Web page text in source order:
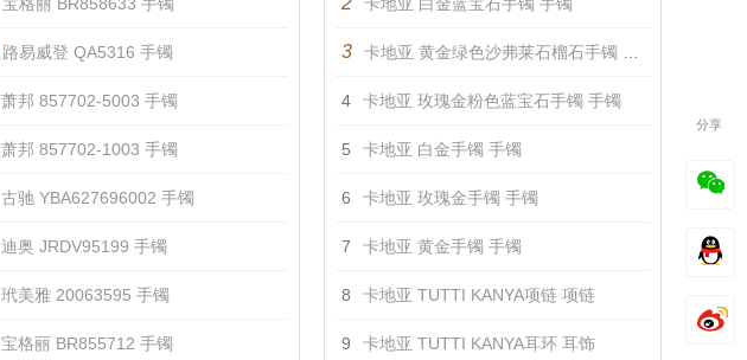
路易威登 QA5316 手镯
萧邦 857702-5003 手镯
萧邦 857702-1003 手镯
古驰 YBA627696002 手镯
迪奥 JRDV95199 手镯
玳美雅 20063595 手镯
宝格丽 BR855712 手镯
3 卡地亚 黄金绿色沙弗莱石榴石手镯 手镯
4 卡地亚 玫瑰金粉色蓝宝石手镯 手镯
5 卡地亚 白金手镯 手镯
6 卡地亚 玫瑰金手镯 手镯
7 卡地亚 黄金手镯 手镯
8 卡地亚 TUTTI KANYA项链 项链
9 卡地亚 TUTTI KANYA耳环 耳饰
分享